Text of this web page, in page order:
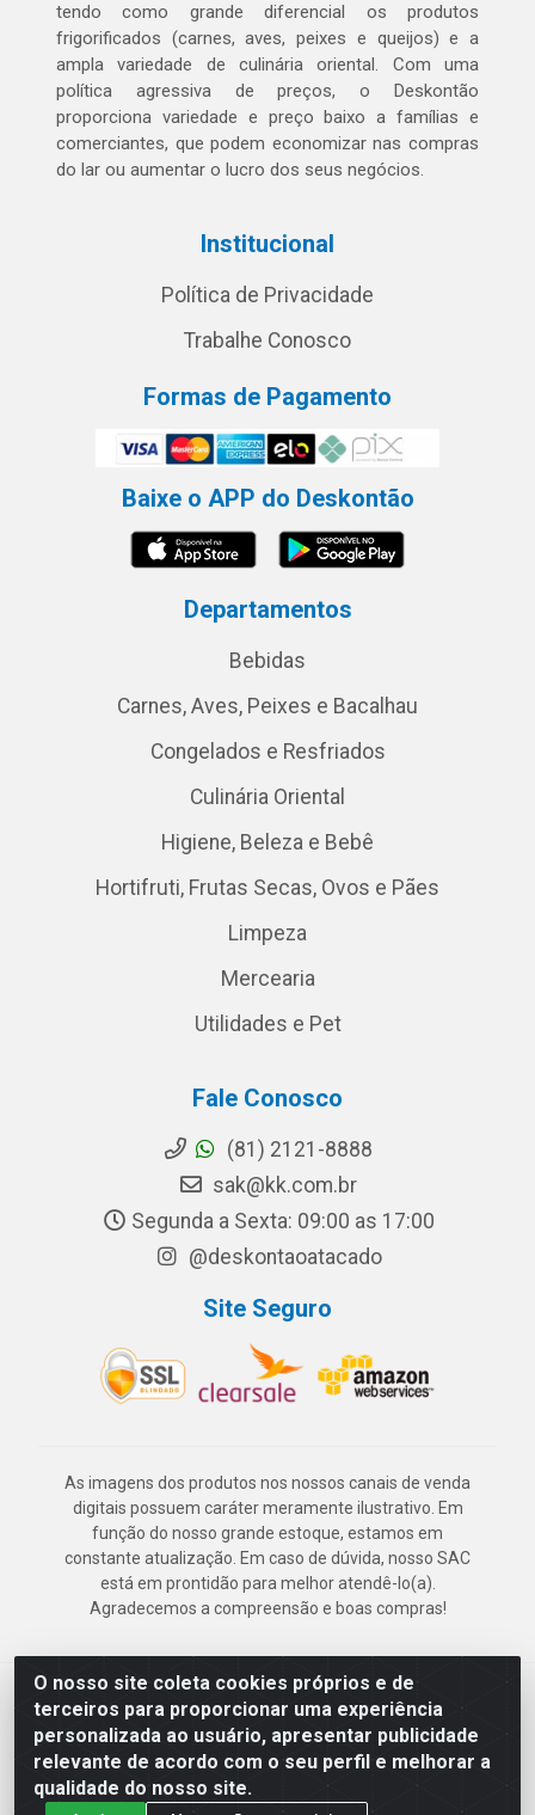
O nosso site coleta cookies próprios e de
terceiros para proporcionar uma experiência
personalizada ao usuário, apresentar publicidade
relevante de acordo com o seu perfil e melhorar a
qualidade do nosso site.
tendo como grande diferencial os produtos
frigorificados (carnes, aves, peixes e queijos) e a
ampla variedade de culinária oriental. Com uma
política agressiva de preços, o Deskontão
proporciona variedade e preço baixo a famílias e
comerciantes, que podem economizar nas compras
do lar ou aumentar o lucro dos seus negócios.
Institucional
Política de Privacidade
Trabalhe Conosco
Formas de Pagamento
Baixe o APP do Deskontão
Departamentos
Bebidas
Carnes, Aves, Peixes e Bacalhau
Congelados e Resfriados
Culinária Oriental
Higiene, Beleza e Bebê
Hortifruti, Frutas Secas, Ovos e Pães
Limpeza
Mercearia
Utilidades e Pet
Fale Conosco
(81) 2121-8888
sak@kk.com.br
Segunda a Sexta: 09:00 as 17:00
@deskontaoatacado
Site Seguro
As imagens dos produtos nos nossos canais de venda
digitais possuem caráter meramente ilustrativo. Em
função do nosso grande estoque, estamos em
constante atualização. Em caso de dúvida, nosso SAC
está em prontidão para melhor atendê-lo(a).
Agradecemos a compreensão e boas compras!
Deskontão Atacado - Av. Marechal Mascarenhas de Morais, 2471 -
Imbiribeira - Recife/PE - CEP 51.150-001 - CNPJ 24.150.377/0003-
57